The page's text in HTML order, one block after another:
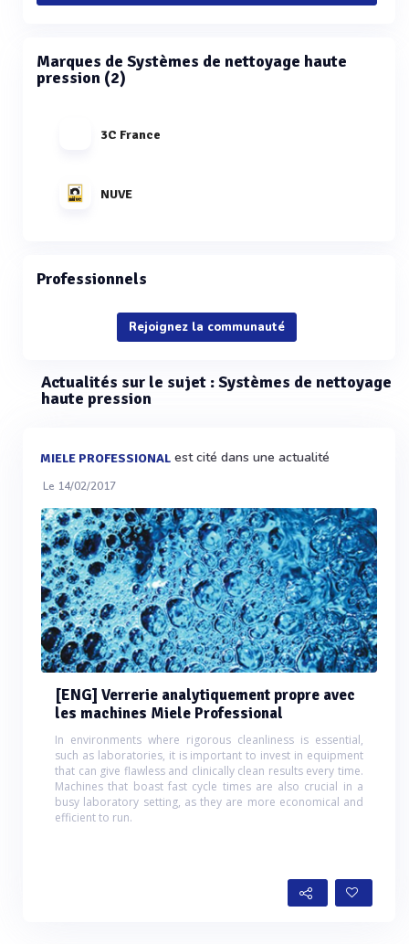
Marques de Systèmes de nettoyage haute
pression (2)
3C France
NUVE
Professionnels
Rejoignez la communauté
Actualités sur le sujet : Systèmes de nettoyage
haute pression
MIELE PROFESSIONAL est cité dans une actualité
Le 14/02/2017
[ENG] Verrerie analytiquement propre avec
les machines Miele Professional
In environments where rigorous cleanliness is essential,
such as laboratories, it is important to invest in equipment
that can give flawless and clinically clean results every time.
Machines that boast fast cycle times are also crucial in a
busy laboratory setting, as they are more economical and
efficient to run.